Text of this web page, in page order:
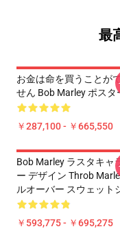
最
お金は命を買うことが
せん Bob Marley ポスタ
￥287,100 - ￥665,550
Bob Marley ラスタキャ
ー デザイン Throb
ルオーバー スウェット
￥593,775 - ￥695,275